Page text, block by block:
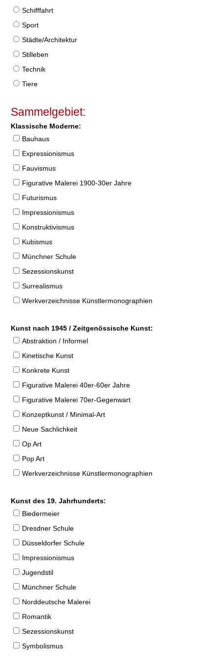
Schifffahrt
Sport
Städte/Architektur
Stilleben
Technik
Tiere
Sammelgebiet:
Klassische Moderne:
Bauhaus
Expressionismus
Fauvismus
Figurative Malerei 1900-30er Jahre
Futurismus
Impressionismus
Konstruktivismus
Kubismus
Münchner Schule
Sezessionskunst
Surrealismus
Werkverzeichnisse Künstlermonographien
Kunst nach 1945 / Zeitgenössische Kunst:
Abstraktion / Informel
Kinetische Kunst
Konkrete Kunst
Figurative Malerei 40er-60er Jahre
Figurative Malerei 70er-Gegenwart
Konzeptkunst / Minimal-Art
Neue Sachlichkeit
Op Art
Pop Art
Werkverzeichnisse Künstlermonographien
Kunst des 19. Jahrhunderts:
Biedermeier
Dresdner Schule
Düsseldorfer Schule
Impressionismus
Jugendstil
Münchner Schule
Norddeutsche Malerei
Romantik
Sezessionskunst
Symbolismus